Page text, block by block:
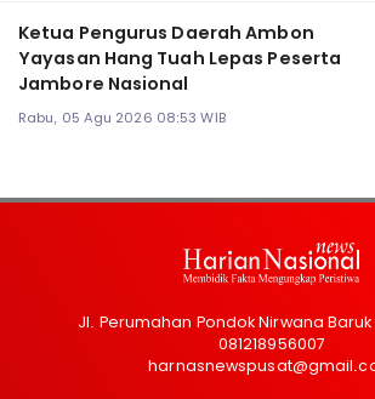
Ketua Pengurus Daerah Ambon
Yayasan Hang Tuah Lepas Peserta
Jambore Nasional
Rabu, 05 Agu 2026 08:53 WIB
Jl. Perumahan Pondok Nirwana
081218956007